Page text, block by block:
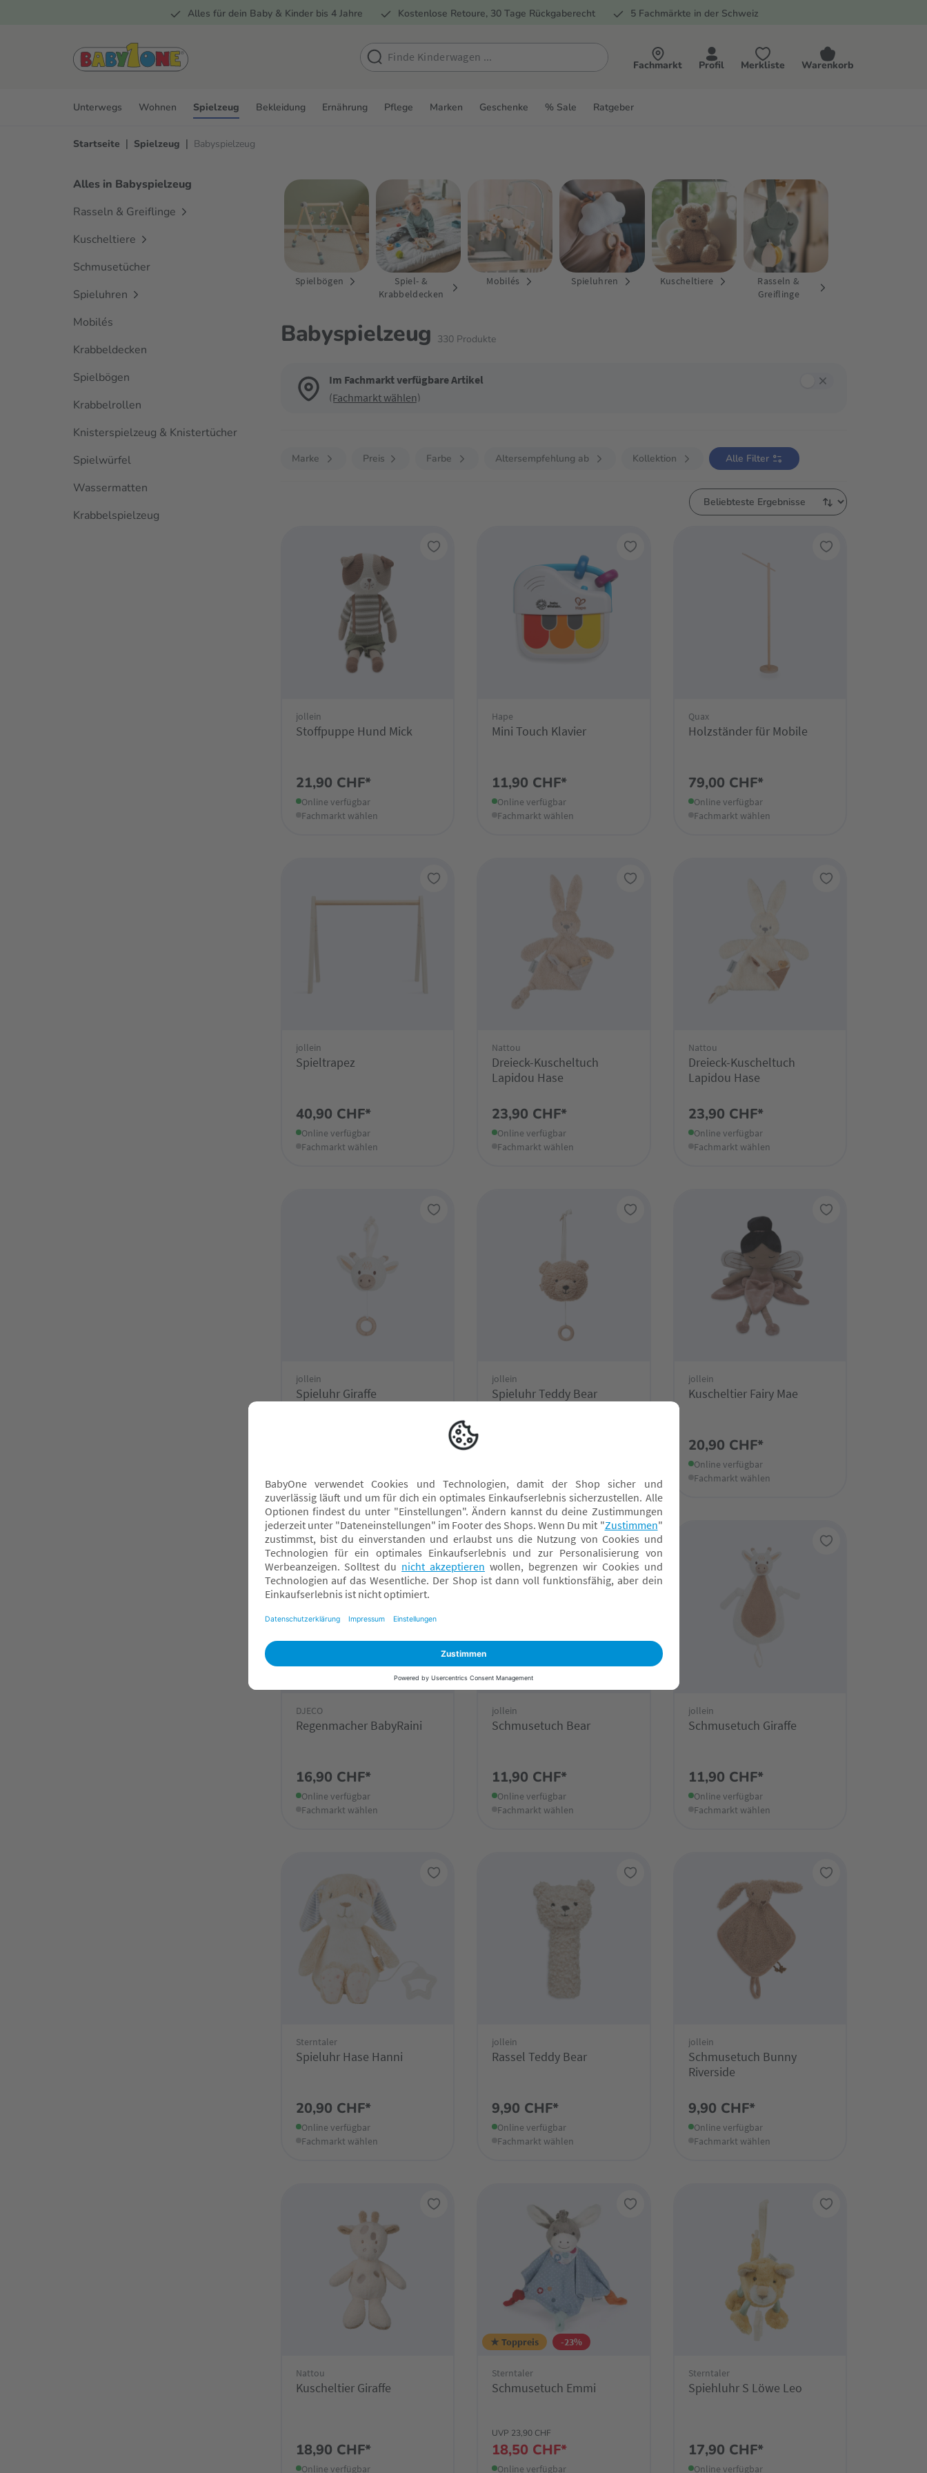
Zur Hauptnavigation springen Alles für dein Baby & Kinder bis 4 Jahre Kostenlose Retoure, 30 Tage Rückgaberecht 5 Fachmärkte in der Schweiz
Fachmarkt Profil Merkliste Warenkorb
Unterwegs Wohnen Spielzeug Bekleidung Ernährung Pflege Marken Geschenke % Sale Ratgeber
Startseite | Spielzeug | Babyspielzeug
Alles in Babyspielzeug
Rasseln & Greiflinge
Kuscheltiere
Schmusetücher
Spieluhren
Mobilés
Krabbeldecken
Spielbögen
Krabbelrollen
Knisterspielzeug & Knistertücher
Spielwürfel
Wassermatten
Krabbelspielzeug
Spielbögen
Spiel- &
Krabbeldecken
Mobilés Spieluhren Kuscheltiere
Rasseln &
Greiflinge
Babyspielzeug 330Produkte
Im Fachmarkt verfügbare Artikel
(Fachmarkt wählen)
Verwende die Filter, um die Produktliste nach deinen Wünschen einzugrenzen. Du kannst mit der Tab-Taste zwischen den Filtern navigieren und mit Enter
Marke Preis Farbe Altersempfehlung ab Kollektion Alle Filter
jollein
Stoffpuppe Hund Mick
21,90 CHF*
Online verfügbar
Fachmarkt wählen
Hape
Mini Touch Klavier
11,90 CHF*
Online verfügbar
Fachmarkt wählen
Quax
Holzständer für Mobile
79,00 CHF*
Online verfügbar
Fachmarkt wählen
jollein
Spieltrapez
40,90 CHF*
Online verfügbar
Fachmarkt wählen
Nattou
Dreieck-Kuscheltuch
Lapidou Hase
23,90 CHF*
Online verfügbar
Fachmarkt wählen
Nattou
Dreieck-Kuscheltuch
Lapidou Hase
23,90 CHF*
Online verfügbar
Fachmarkt wählen
jollein
Spieluhr Giraffe
Fachmarkt wählen
jollein
Spieluhr Teddy Bear
Fachmarkt wählen
jollein
Kuscheltier Fairy Mae
20,90 CHF*
Online verfügbar
Fachmarkt wählen
DJECO
Regenmacher BabyRaini
16,90 CHF*
Online verfügbar
Fachmarkt wählen
jollein
Schmusetuch Bear
11,90 CHF*
Online verfügbar
Fachmarkt wählen
jollein
Schmusetuch Giraffe
11,90 CHF*
Online verfügbar
Fachmarkt wählen
Sterntaler
Spieluhr Hase Hanni
20,90 CHF*
Online verfügbar
Fachmarkt wählen
jollein
Rassel Teddy Bear
9,90 CHF*
Online verfügbar
Fachmarkt wählen
jollein
Schmusetuch Bunny
Riverside
9,90 CHF*
Online verfügbar
Fachmarkt wählen
Nattou
Kuscheltier Giraffe
18,90 CHF*
Online verfügbar
★ Toppreis -23%
Sterntaler
Schmusetuch Emmi
UVP 23,90 CHF
18,50 CHF*
Online verfügbar
Sterntaler
Spiehluhr S Löwe Leo
17,90 CHF*
Online verfügbar